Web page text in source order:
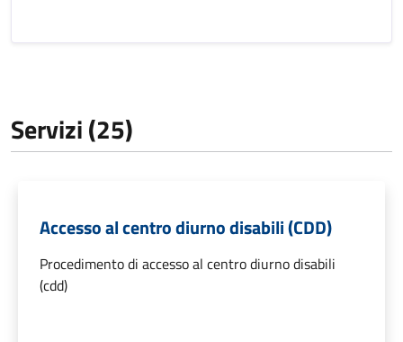
Servizi (25)
Accesso al centro diurno disabili (CDD)
Procedimento di accesso al centro diurno disabili
(cdd)